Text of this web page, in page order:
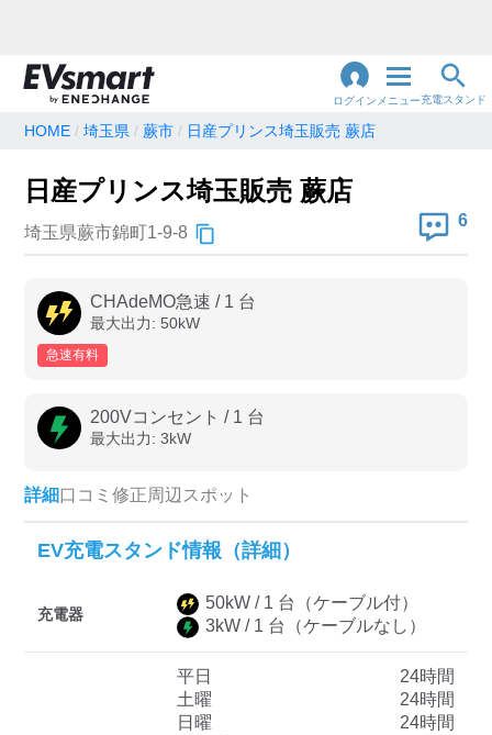
ログイン メニュー充電スタンド
地名・観光スポット・住所で検索
充電器の種類
急速充電器のみ表示
高速道路上のみ表示
認証システム
EV充電エネチェンジ
三菱ディーラーを表示
日産ディーラーを表示
HOME 埼玉県 蕨市 日産プリンス埼玉販売 蕨店
日産プリンス埼玉販売 蕨店
埼玉県蕨市錦町1-9-8
6
CHAdeMO急速 / 1 台
最大出力: 50kW
急速有料
200Vコンセント / 1 台
最大出力: 3kW
詳細口コミ 修正周辺スポット
EV充電スタンド情報（詳細）
充電器
50kW / 1 台
（ケーブル付）
3kW / 1 台 （ケーブルなし）
平日
24時間
土曜
24時間
日曜
24時間